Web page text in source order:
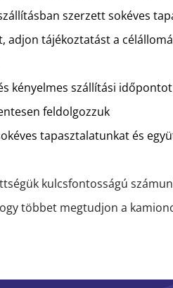
szerzett sokéves
adjon tájékoztatást a
kényelmes szállítási
feldolgozzuk
tapasztalatunkat és
kulcsfontosságú
többet megtudjon a